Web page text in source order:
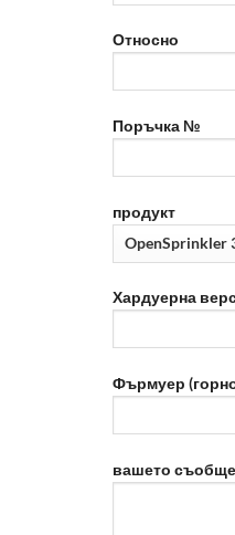
Относно
Поръчка №
продукт
Хардуерна
Фърмуер
вашето